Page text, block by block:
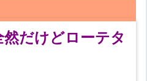
だけどローテタ